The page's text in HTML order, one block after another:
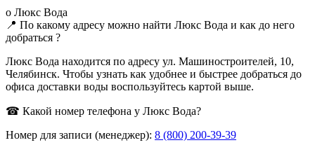
о Люкс Вода
📍 По какому адресу можно найти Люкс Вода и как до него
добраться ?
Люкс Вода находится по адресу ул. Машиностроителей, 10,
Челябинск. Чтобы узнать как удобнее и быстрее добраться до
офиса доставки воды воспользуйтесь картой выше.
☎ Какой номер телефона у Люкс Вода?
Номер для записи (менеджер): 8 (800) 200-39-39